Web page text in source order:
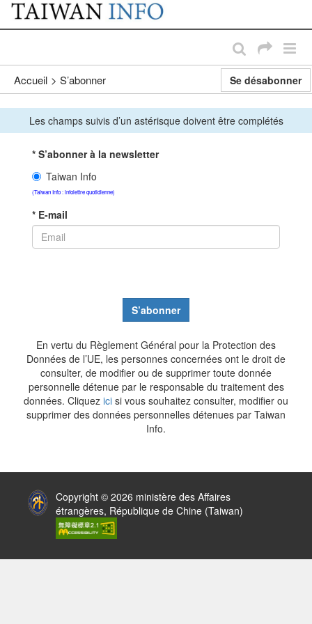
Passer au contenu principal
:::
Accueil > S’abonner
Les champs suivis d’un astérisque doivent être complétés
* S’abonner à la newsletter
Taiwan Info
(Taiwan Info : infolettre quotidienne)
* E-mail
S’abonner
Se désabonner
En vertu du Règlement Général pour la Protection des
Données de l’UE, les personnes concernées ont le droit de
consulter, de modifier ou de supprimer toute donnée
personnelle détenue par le responsable du traitement des
données. Cliquez ici si vous souhaitez consulter, modifier ou
supprimer des données personnelles détenues par Taiwan
Info.
Copyright © 2026 ministère des Affaires
étrangères, République de Chine (Taiwan)